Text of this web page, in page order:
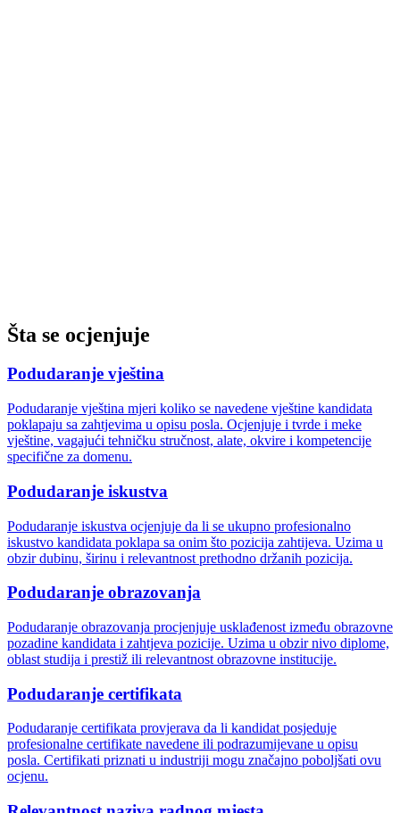
Šta se ocjenjuje
Podudaranje vještina
Podudaranje vještina mjeri koliko se navedene vještine kandidata
poklapaju sa zahtjevima u opisu posla. Ocjenjuje i tvrde i meke
vještine, vagajući tehničku stručnost, alate, okvire i kompetencije
specifične za domenu.
Podudaranje iskustva
Podudaranje iskustva ocjenjuje da li se ukupno profesionalno
iskustvo kandidata poklapa sa onim što pozicija zahtijeva. Uzima u
obzir dubinu, širinu i relevantnost prethodno držanih pozicija.
Podudaranje obrazovanja
Podudaranje obrazovanja procjenjuje usklađenost između obrazovne
pozadine kandidata i zahtjeva pozicije. Uzima u obzir nivo diplome,
oblast studija i prestiž ili relevantnost obrazovne institucije.
Podudaranje certifikata
Podudaranje certifikata provjerava da li kandidat posjeduje
profesionalne certifikate navedene ili podrazumijevane u opisu
posla. Certifikati priznati u industriji mogu značajno poboljšati ovu
ocjenu.